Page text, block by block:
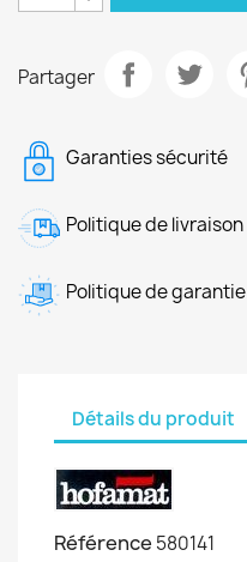
Partager
Garanties sécurité
Politique de livraison
Politique de garantie
Détails du produit
Référence 580141